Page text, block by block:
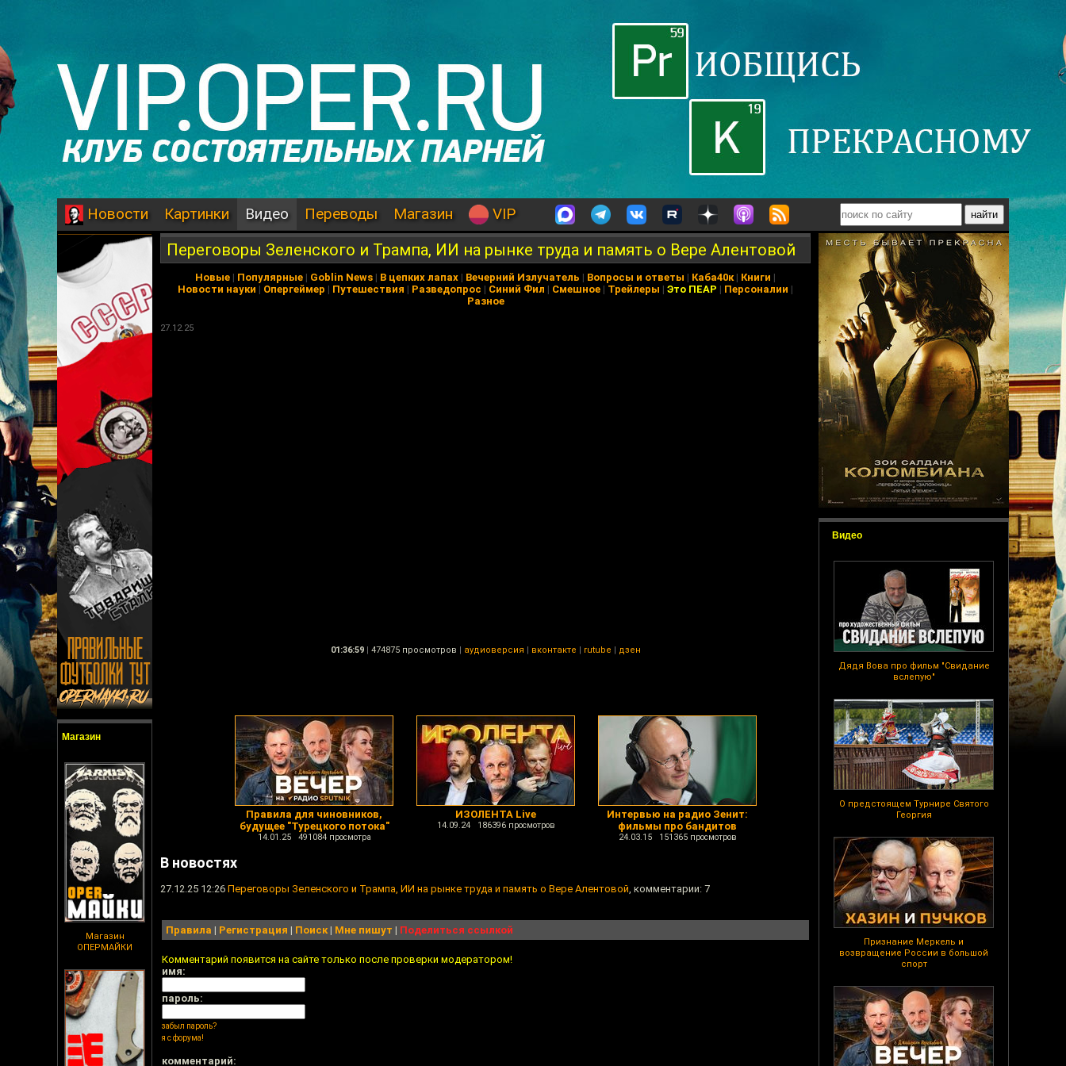
Новости Картинки Видео Переводы Магазин VIP
Магазин
Магазин
ОПЕРМАЙКИ
Видео
Дядя Вова про фильм "Свидание
вслепую"
О предстоящем Турнире Святого
Георгия
Признание Меркель и
возвращение России в большой
спорт
Переговоры Зеленского и Трампа, ИИ на рынке труда и память о Вере Алентовой
Новые | Популярные | Goblin News | В цепких лапах | Вечерний Излучатель | Вопросы и ответы | Каба40к| Книги |
Новости науки | Опергеймер | Путешествия | Разведопрос | Синий Фил | Смешное | Трейлеры | Это ПЕАР | Персоналии |
Разное
27.12.25
01:36:59 | 474875 просмотров | аудиоверсия | вконтакте | rutube | дзен
Правила для чиновников,
будущее "Турецкого потока"
14.01.25 491084 просмотра
ИЗОЛЕНТА Live
14.09.24 186396 просмотров
Интервью на радио Зенит:
фильмы про бандитов
24.03.15 151365 просмотров
В новостях
27.12.25 12:26 Переговоры Зеленского и Трампа, ИИ на рынке труда и память о Вере Алентовой, комментарии: 7
Правила | Регистрация | Поиск| Мне пишут | Поделиться ссылкой
Комментарий появится на сайте только после проверки модератором!
имя:
пароль:
забыл пароль?
я с форума!
комментарий: